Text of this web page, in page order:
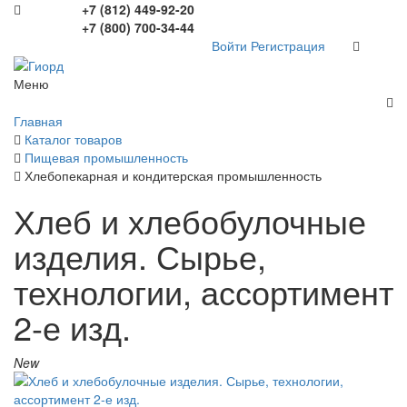
+7 (812) 449-92-20
+7 (800) 700-34-44
Войти Регистрация
Меню
Главная
Каталог товаров
Пищевая промышленность
Хлебопекарная и кондитерская промышленность
Хлеб и хлебобулочные
изделия. Сырье,
технологии, ассортимент
2-е изд.
New